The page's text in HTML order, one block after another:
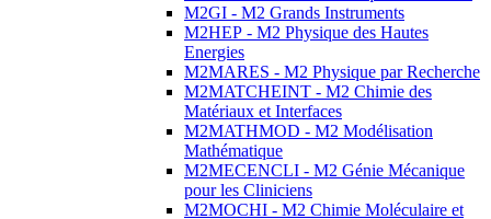
M2GI - M2 Grands Instruments
M2HEP - M2 Physique des Hautes
Energies
M2MARES - M2 Physique par Recherche
M2MATCHEINT - M2 Chimie des
Matériaux et Interfaces
M2MATHMOD - M2 Modélisation
Mathématique
M2MECENCLI - M2 Génie Mécanique
pour les Cliniciens
M2MOCHI - M2 Chimie Moléculaire et